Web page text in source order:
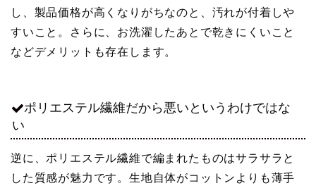
し、製品価格が高くなりがちなのと、汚れが付着しや
すいこと。さらに、お洗濯したあとで乾きにくいこと
などデメリットも存在します。
ポリエステル繊維だから悪いというわけではな
い
逆に、ポリエステル繊維で編まれたものはサラサラと
した質感が魅力です。生地自体がコットンよりも薄手